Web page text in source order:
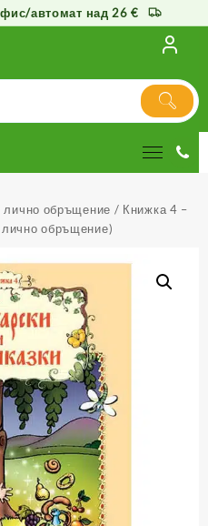
автомат над 26 €
лично обръщение / Книжка 4 –
лично обръщение)